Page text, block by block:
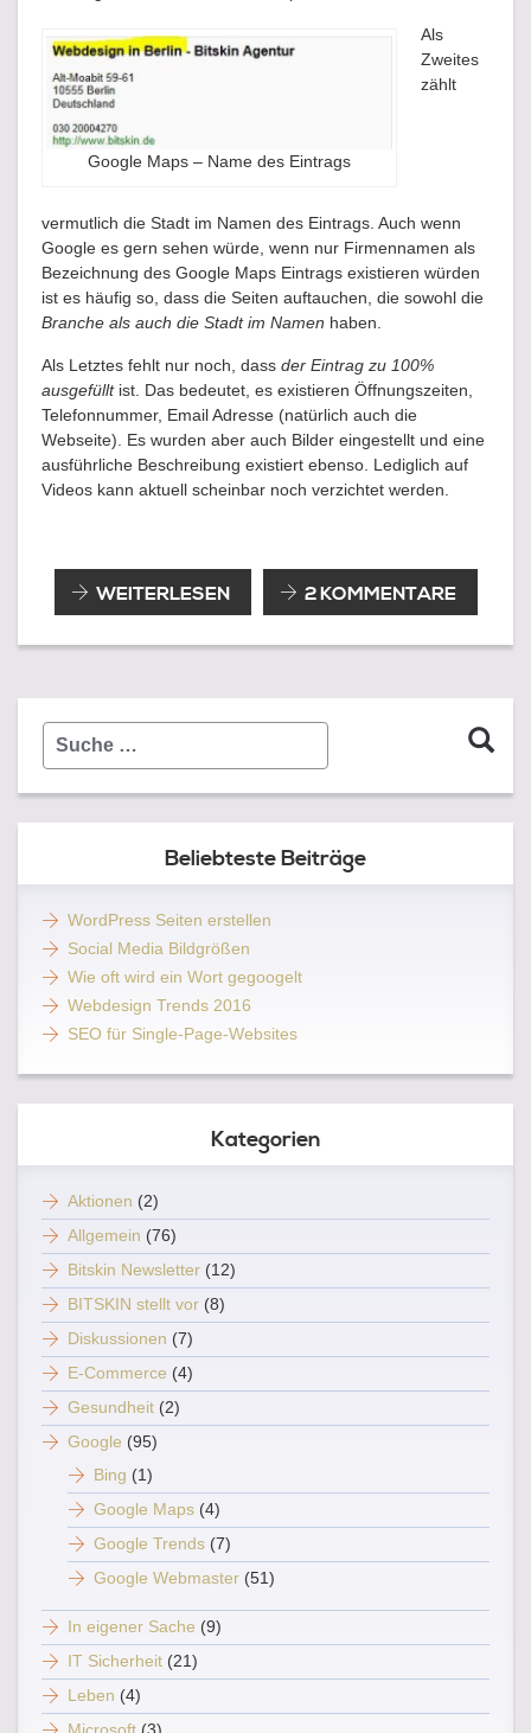
Google Maps – Name des Eintrags
Als
Zweites
zählt
vermutlich die Stadt im Namen des Eintrags. Auch wenn
Google es gern sehen würde, wenn nur Firmennamen als
Bezeichnung des Google Maps Eintrags existieren würden
ist es häufig so, dass die Seiten auftauchen, die sowohl die
Branche als auch die Stadt im Namen haben.
Als Letztes fehlt nur noch, dass der Eintrag zu 100%
ausgefülltist. Das bedeutet, es existieren Öffnungszeiten,
Telefonnummer, Email Adresse (natürlich auch die
Webseite). Es wurden aber auch Bilder eingestellt und eine
ausführliche Beschreibung existiert ebenso. Lediglich auf
Videos kann aktuell scheinbar noch verzichtet werden.
GOOGLE
MAPS
SEO
WEITERLESEN 2 KOMMENTARE
Suche
Beliebteste Beiträge
WordPress Seiten erstellen
Social Media Bildgrößen
Wie oft wird ein Wort gegoogelt
Webdesign Trends 2016
SEO für Single-Page-Websites
Kategorien
Aktionen (2)
Allgemein (76)
Bitskin Newsletter (12)
BITSKIN stellt vor (8)
Diskussionen (7)
E-Commerce (4)
Gesundheit (2)
Google (95)
Bing (1)
Google Maps (4)
Google Trends (7)
Google Webmaster (51)
In eigener Sache (9)
IT Sicherheit (21)
Leben (4)